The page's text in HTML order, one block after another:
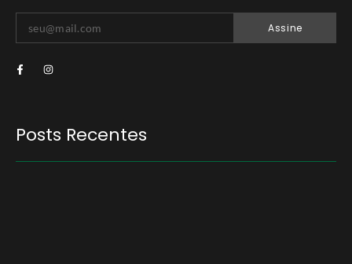
Assine
Posts Recentes